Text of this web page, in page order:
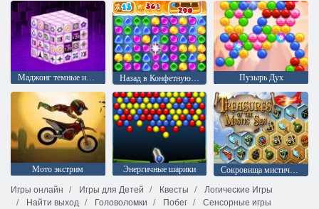
Маджонг темные измерения Назад в Конфетную страну: Эпизод 1 Пузырь Дух
Мото экстрим Энергичные шарики
Сокровища мистического моря
Игры онлайн
Игры для Детей Квесты
Логические Игры
Найти выход
Головоломки Побег
Сенсорные игры